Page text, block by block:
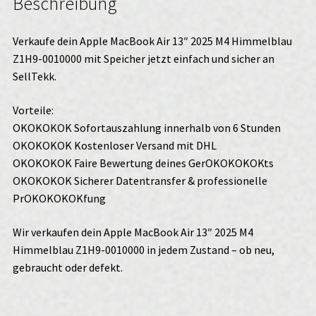
GB
24
GB
verkaufen
Verkaufe dein Apple MacBook Air 13″ 2025 M4 Himmelblau
Z1H9-0010000 mit Speicher jetzt einfach und sicher an
SellTekk.
Vorteile:
OKOKOKOK Sofortauszahlung innerhalb von 6 Stunden
OKOKOKOK Kostenloser Versand mit DHL
OKOKOKOK Faire Bewertung deines GerOKOKOKOKts
OKOKOKOK Sicherer Datentransfer & professionelle
PrOKOKOKOKfung
Wir verkaufen dein Apple MacBook Air 13″ 2025 M4
Himmelblau Z1H9-0010000 in jedem Zustand – ob neu,
gebraucht oder defekt.